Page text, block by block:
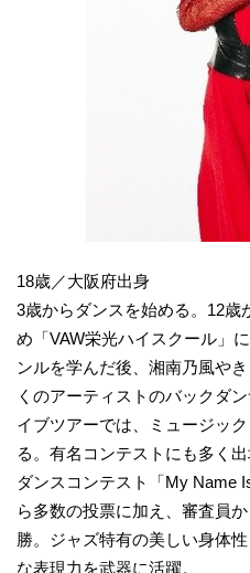
18歳／大阪府出身
3歳からダンスを始める。12
め「VAW栄光ハイスクール」
ンルを学んだ後、湘南乃風や
くのアーティストのバックダ
イブツアーでは、ミュージッ
る。有名コンテストにも多く
ダンスコンテスト「My Name
ら多数の投票に加え、審査員
勝。ジャズ特有の美しい身体
な表現力を武器に活躍。